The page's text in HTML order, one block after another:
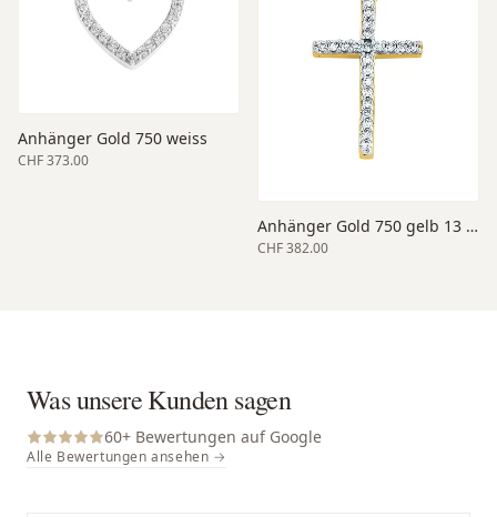
Anhänger Gold 750 weiss
CHF 373.00
Anhänger Gold 750 gelb 13 x 9 x 1.5 mm
CHF 382.00
Was unsere Kunden sagen
60+ Bewertungen auf Google
Alle Bewertungen ansehen →